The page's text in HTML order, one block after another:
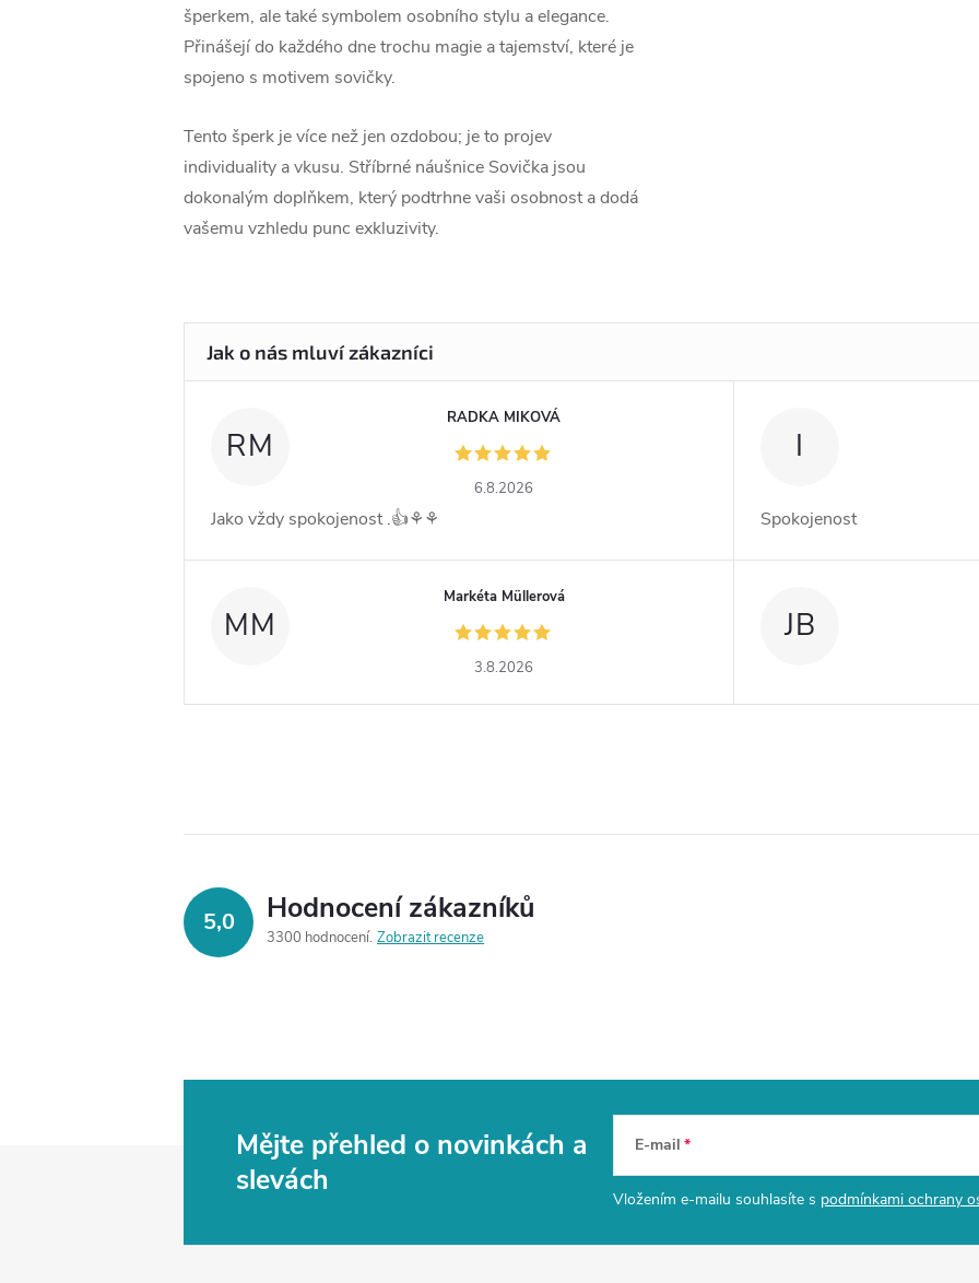
šperkem, ale také symbolem osobního stylu a elegance.
Přinášejí do každého dne trochu magie a tajemství, které je
spojeno s motivem sovičky.
Tento šperk je více než jen ozdobou; je to projev
individuality a vkusu. Stříbrné náušnice Sovička jsou
dokonalým doplňkem, který podtrhne vaši osobnost a dodá
vašemu vzhledu punc exkluzivity.
RM
RADKA MIKOVÁ
6.8.2026
Jako vždy spokojenost .👍⚘️⚘️
I
Spokojenost
MM
Markéta Müllerová
3.8.2026
JB
5,0 Hodnocení zákazníků
3300 hodnocení Zobrazit recenze
Mějte přehled o novinkách a
slevách
E-mail
Vložením e-mailu souhlasíte s podmínkami ochrany